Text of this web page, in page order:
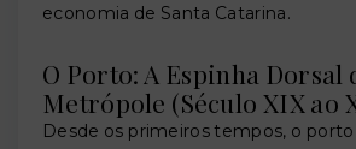
economia de Santa Catarina.
O Porto: A Espinha Dorsal
Metrópole (Século XIX ao
Desde os primeiros tempos, o